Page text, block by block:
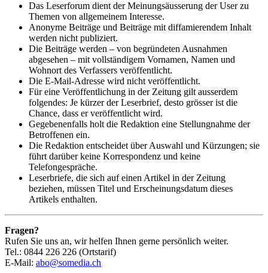
Das Leserforum dient der Meinungsäusserung der User zu
Themen von allgemeinem Interesse.
Anonyme Beiträge und Beiträge mit diffamierendem Inhalt
werden nicht publiziert.
Die Beiträge werden – von begründeten Ausnahmen
abgesehen – mit vollständigem Vornamen, Namen und
Wohnort des Verfassers veröffentlicht.
Die E-Mail-Adresse wird nicht veröffentlicht.
Für eine Veröffentlichung in der Zeitung gilt ausserdem
folgendes: Je kürzer der Leserbrief, desto grösser ist die
Chance, dass er veröffentlicht wird.
Gegebenenfalls holt die Redaktion eine Stellungnahme der
Betroffenen ein.
Die Redaktion entscheidet über Auswahl und Kürzungen; sie
führt darüber keine Korrespondenz und keine
Telefongespräche.
Leserbriefe, die sich auf einen Artikel in der Zeitung
beziehen, müssen Titel und Erscheinungsdatum dieses
Artikels enthalten.
Fragen?
Rufen Sie uns an, wir helfen Ihnen gerne persönlich weiter.
Tel.: 0844 226 226 (Ortstarif)
E-Mail: abo@somedia.ch